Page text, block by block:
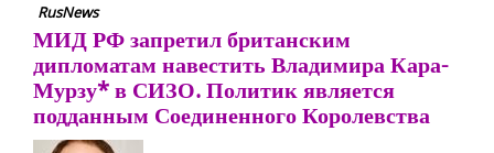
RusNews
МИД РФ запретил британским
дипломатам навестить Владимира Кара-
Мурзу* в СИЗО. Политик является
подданным Соединенного Королевства